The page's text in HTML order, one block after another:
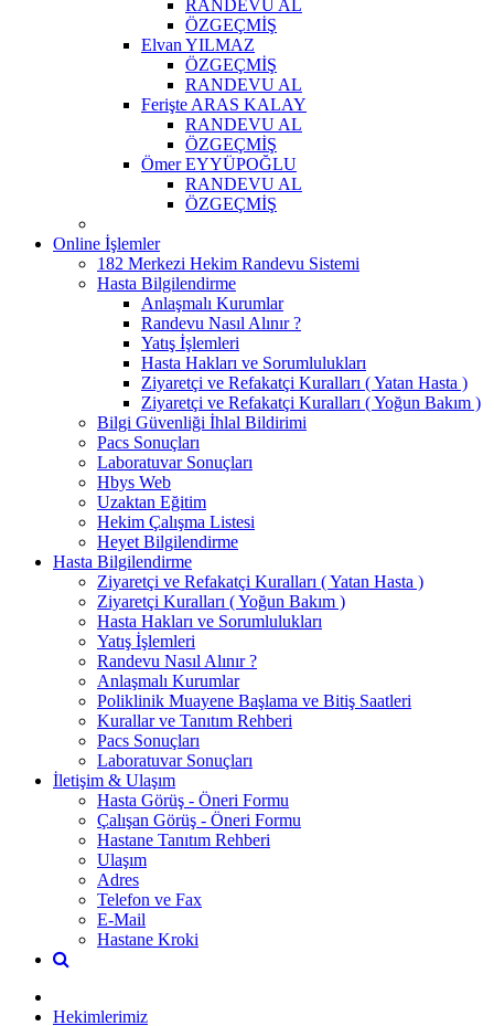
RANDEVU AL
ÖZGEÇMİŞ
Elvan YILMAZ
ÖZGEÇMİŞ
RANDEVU AL
Ferişte ARAS KALAY
RANDEVU AL
ÖZGEÇMİŞ
Ömer EYYÜPOĞLU
RANDEVU AL
ÖZGEÇMİŞ
Online İşlemler
182 Merkezi Hekim Randevu Sistemi
Hasta Bilgilendirme
Anlaşmalı Kurumlar
Randevu Nasıl Alınır ?
Yatış İşlemleri
Hasta Hakları ve Sorumlulukları
Ziyaretçi ve Refakatçi Kuralları ( Yatan Hasta )
Ziyaretçi ve Refakatçi Kuralları ( Yoğun Bakım )
Bilgi Güvenliği İhlal Bildirimi
Pacs Sonuçları
Laboratuvar Sonuçları
Hbys Web
Uzaktan Eğitim
Hekim Çalışma Listesi
Heyet Bilgilendirme
Hasta Bilgilendirme
Ziyaretçi ve Refakatçi Kuralları ( Yatan Hasta )
Ziyaretçi Kuralları ( Yoğun Bakım )
Hasta Hakları ve Sorumlulukları
Yatış İşlemleri
Randevu Nasıl Alınır ?
Anlaşmalı Kurumlar
Poliklinik Muayene Başlama ve Bitiş Saatleri
Kurallar ve Tanıtım Rehberi
Pacs Sonuçları
Laboratuvar Sonuçları
İletişim & Ulaşım
Hasta Görüş - Öneri Formu
Çalışan Görüş - Öneri Formu
Hastane Tanıtım Rehberi
Ulaşım
Adres
Telefon ve Fax
E-Mail
Hastane Kroki
Hekimlerimiz